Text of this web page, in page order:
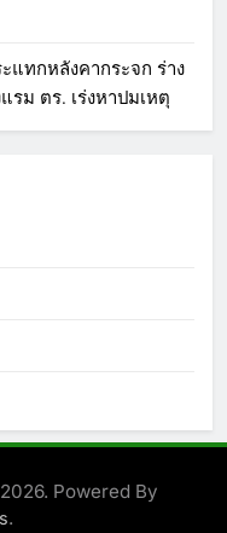
ทกหลังคากระจก ร่าง
รม ตร. เร่งหาปมเหตุ
Powered By
.